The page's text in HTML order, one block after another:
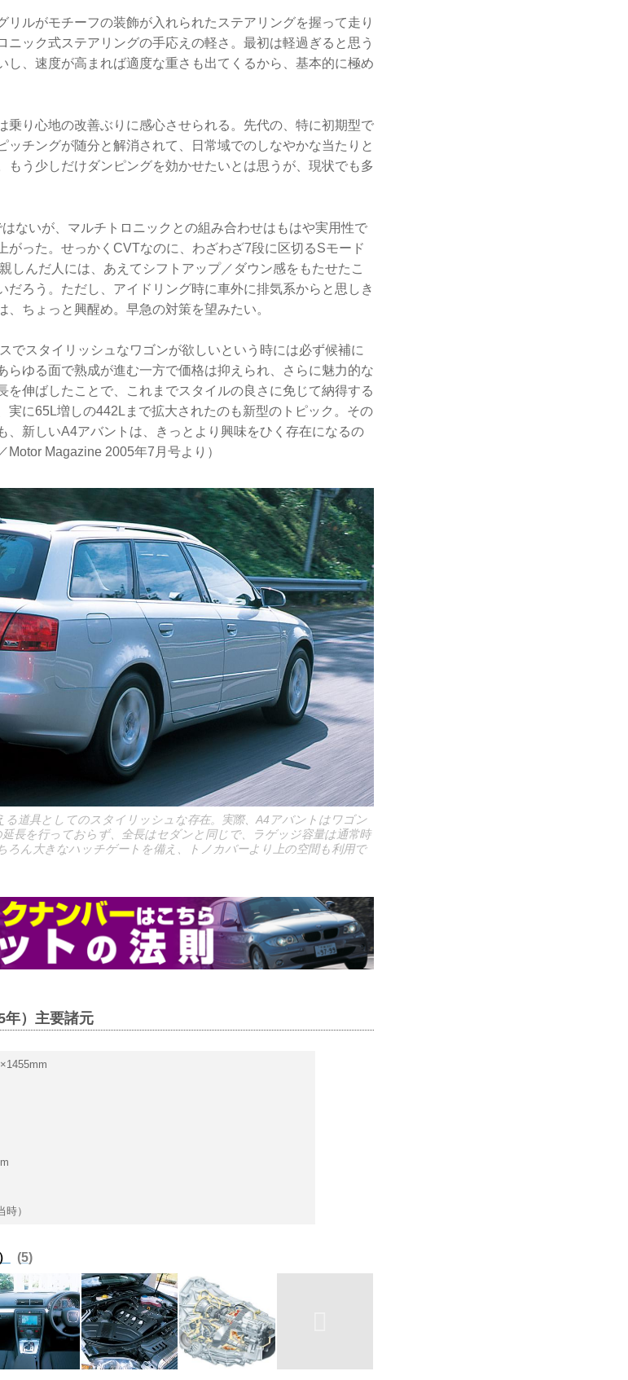
リルがモチーフの装飾が入れられたステアリングを握って走り
ニック式ステアリングの手応えの軽さ。最初は軽過ぎると思う
し、速度が高まれば適度な重さも出てくるから、基本的に極め
乗り心地の改善ぶりに感心させられる。先代の、特に初期型で
ッチングが随分と解消されて、日常域でのしなやかな当たりと
もう少しだけダンピングを効かせたいとは思うが、現状でも多
ないが、マルチトロニックとの組み合わせはもはや実用性で
がった。せっかくCVTなのに、わざわざ7段に区切るSモード
しんだ人には、あえてシフトアップ／ダウン感をもたせたこ
だろう。ただし、アイドリング時に車外に排気系からと思しき
ちょっと興醒め。早急の対策を望みたい。
でスタイリッシュなワゴンが欲しいという時には必ず候補に
らゆる面で熟成が進む一方で価格は抑えられ、さらに魅力的な
を伸ばしたことで、これまでスタイルの良さに免じて納得する
実に65L増しの442Lまで拡大されたのも新型のトピック。その
、新しいA4アバントは、きっとより興味をひく存在になるの
Magazine 2005年7月号より）
道具としてのスタイリッシュな存在。実際、A4アバントはワゴン
長を行っておらず、全長はセダンと同じで、ラゲッジ容量は通常時
ろん大きなハッチゲートを備え、トノカバーより上の空間も利用で
年）主要諸元
）
5